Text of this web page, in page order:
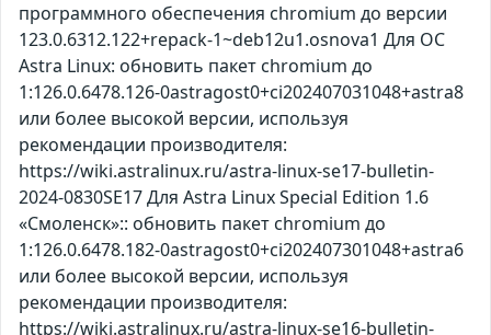
программного обеспечения chromium до версии
123.0.6312.122+repack-1~deb12u1.osnova1 Для ОС
Astra Linux: обновить пакет chromium до
1:126.0.6478.126-0astragost0+ci202407031048+astra8
или более высокой версии, используя
рекомендации производителя:
https://wiki.astralinux.ru/astra-linux-se17-bulletin-
2024-0830SE17 Для Astra Linux Special Edition 1.6
«Смоленск»:: обновить пакет chromium до
1:126.0.6478.182-0astragost0+ci202407301048+astra6
или более высокой версии, используя
рекомендации производителя:
https://wiki.astralinux.ru/astra-linux-se16-bulletin-